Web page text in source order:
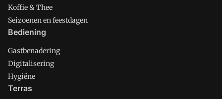
Koffie & Thee
Seizoenen en feestdagen
Bediening
Gastbenadering
Digitalisering
Hygiëne
Terras